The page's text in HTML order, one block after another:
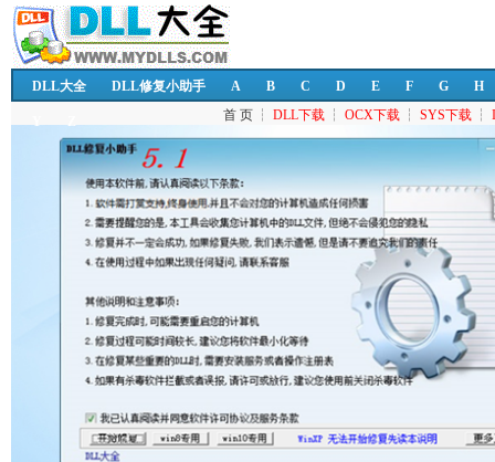
DLL大全 DLL修复小助手 A B C D E F G H
Y Z 首 页 ┆ DLL下载 ┆ OCX下载 ┆ SYS下载 ┆